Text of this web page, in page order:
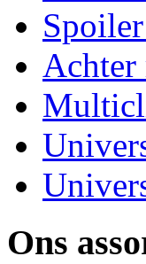
Achter
Ons